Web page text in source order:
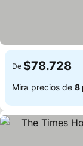
De $78.728
Mira precios de 8